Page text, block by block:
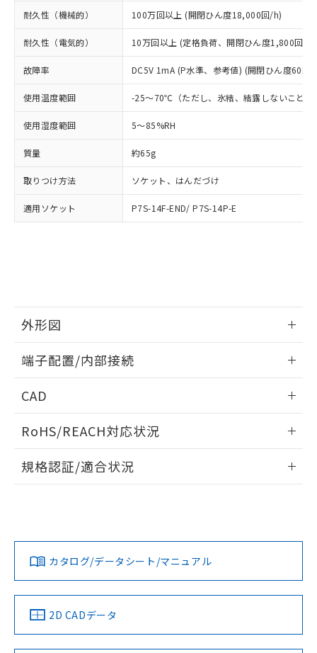
耐久性（機械的） 100万回以上 (開閉ひん度18,000回/h)
耐久性（電気的） 10万回以上 (定格負荷、開閉ひん度1,800回/h)
故障率 DC5V 1mA (P水準、参考値) (開閉ひん度60回
使用温度範囲 -25～70℃（ただし、氷結、結露しないこと）
使用湿度範囲 5～85%RH
質量 約65g
取りつけ方法 ソケット、はんだづけ
適用ソケット P7S-14F-END/ P7S-14P-E
外形図
外形図
端子配置/内部接続
端子配置/内部接続
CAD
ドすることができます。
ログイン/会員登録
ダウンロードデータをご利用いただく前に、以下を必ずお読
みください。
ソフトウェアの使用条件
RoHS/REACH対応状況
EU RoHS 注意事項・凡例
対応済み
中国 RoHS 注意事項・凡例
規格認証/適合状況
LR型式承認
（イギリス
船舶規格）
DNV型式承認
（ノルウェー
BV型式承認
（フランス
KR型式
（韓国
No No No No
カタログ/データシート/マニュアル
2D CADデータ
正式な納期状況および標準価格はお客
様のお取引先、またはお客様担当のオ
ご相談ください。
オムロン制御機器販売店や当社販売拠
販売ネットワーク
」をご確認
在庫状況および標準価格結果を当社の
事前の承諾なく第三者に漏洩または開
示しないようお願いします。
マイパーツ機能（部品リスト作成サー
ビス）をご利用いただくには、I-Web
メンバーズにご登録されている必要が
あります。
お客様が当ウェブサイト上で当社にご
指します。
ルベンジル（BBP） 1000ppm以下、フタル酸ジブチル
（DBP） 1000ppm以下、フタル酸ジイソブチル
但し、RoHS指令で産業用監視および制御機器に対する
適用除外項目は除く。
フタル酸エステル類の４物質については閾値を超える意
図的な使用がないことを確認しています。
※2 対応予定月
部品在庫の切り替え状況などにより、予定
月が前後することがあります。
※3 非含有証明書ダウンロード
51物質の非含有証明書（当社基準）
※本証明書は発行日時点で非含有を証明す
るもので、過去に遡って非含有を証明する
ものではありません。
また、RoHS指令のフタル酸エステル類４
欄に対応日を記載しておりました。
既に当社にて対応品への在庫切替を完了
していることから、特段のことがない限
り、2022年1月12日より割愛しておりま
す。
ル類) : 1000ppm、
DBP(フタル酸ジブチル) : 1000ppm、 DIBP(フタル酸ジ
DEHP(フタル酸ビス(2-エチルヘキシル)) : 1000ppm
※2 環境保護使用期限
準値以下であることを示します。
「10」：通常の使用状況下において有害物
質が外部に漏えいし、環境に深刻な影響を
及ぼさない年数を意味します。
「－」：未確認です。当社販売部門へお問
い合わせください。
全に破砕するなど、違法に輸出されな
いよう必要な手段を講じます。
当社は貴社製品を、核兵器、ミサイ
ル、化学兵器、生物兵器またはその他
武器並びにこれらの製造装置等に一切
当社は、貴社製品を第三者に販売する
場合は、上記1、2および3の内容を当
販売先および販売に係わる関係者が違
法に輸出するおそれがある場合は、取
り引きをいたしません。
一定数には満たないが在庫あり
いては、お客様のお取引先、ま
たはお客様担当のオムロン制御
機器販売店・当社販売員にご確
認ください)
受注生産機種、また在庫状況の
情報を公開していない機種